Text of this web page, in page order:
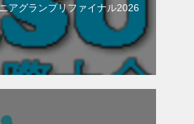
アグランプリファイナル2026